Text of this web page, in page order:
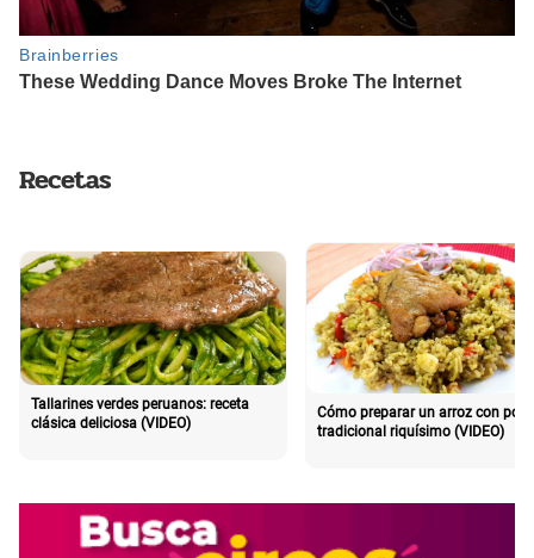
Recetas
Tallarines verdes peruanos: receta
clásica deliciosa (VIDEO)
Cómo preparar un arroz con pollo
tradicional riquísimo (VIDEO)